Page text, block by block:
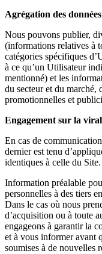
Agrégation des
Nous pouvons publier,
(informations relatives à
catégories spécifiques
à ce qu’un Utilisateur
mentionné) et les
du secteur et du marché,
promotionnelles et
Engagement sur la
En cas de
dernier est tenu
identiques à celle du Site.
Information préalable
personnelles à des tiers
Dans le cas où nous
d’acquisition ou à toute
engageons à garantir la
et à vous informer avant
soumises à de nouvelles